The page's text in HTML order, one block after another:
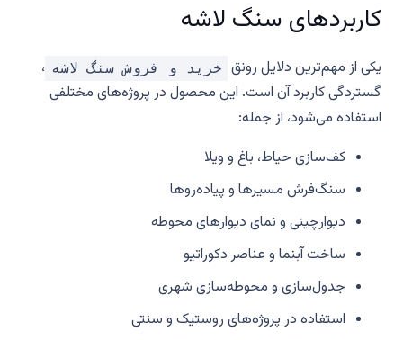
کاربردهای سنگ لاشه
یکی از مهم‌ترین دلایل رونق خرید و فروش سنگ لاشه ،
گستردگی کاربرد آن است. این محصول در پروژه‌های مختلفی
استفاده می‌شود، از جمله:
کف‌سازی حیاط، باغ و ویلا
سنگ‌فرش مسیرها و پیاده‌روها
دیوارچینی و نمای دیوارهای محوطه
ساخت آبنما و عناصر دکوراتیو
جدول‌سازی و محوطه‌سازی شهری
استفاده در پروژه‌های روستیک و سنتی